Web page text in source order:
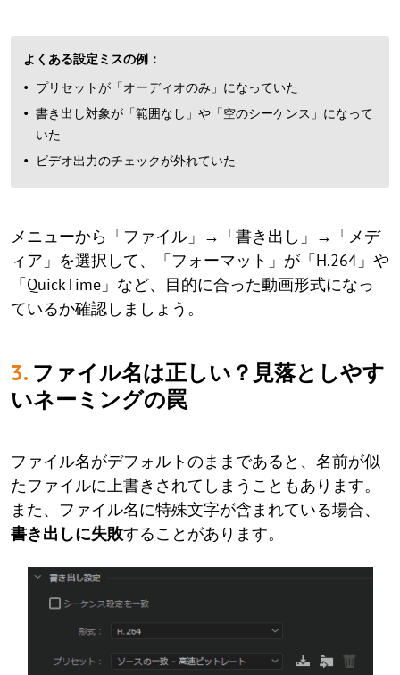
よくある設定ミスの例：
プリセットが「オーディオのみ」になっていた
書き出し対象が「範囲なし」や「空のシーケンス」になって
いた
ビデオ出力のチェックが外れていた
メニューから「ファイル」→「書き出し」→「メデ
ィア」を選択して、「フォーマット」が「H.264」や
「QuickTime」など、目的に合った動画形式になっ
ているか確認しましょう。
3. ファイル名は正しい？見落としやす
いネーミングの罠
ファイル名がデフォルトのままであると、名前が似
たファイルに上書きされてしまうこともあります。
また、ファイル名に特殊文字が含まれている場合、
書き出しに失敗することがあります。